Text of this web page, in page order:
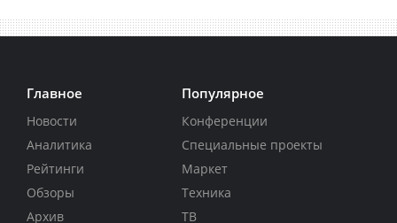
Главное
Новости
Аналитика
Рейтинги
Обзоры
Архив
Популярное
Конференции
Специальные проекты
Маркет
Техника
ТВ